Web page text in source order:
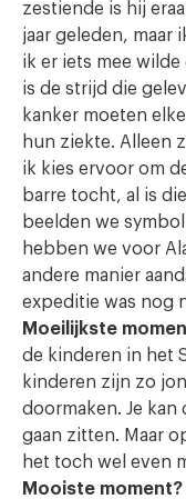
zestiende is hij
jaar geleden, maar
ik er iets mee
is de strijd die
kanker moeten
hun ziekte. Alleen
ik kies ervoor om
barre tocht, al is
beelden we
hebben we voor
andere manier
expeditie was nog
Moeilijkste
de kinderen in het
kinderen zijn zo
doormaken. Je
gaan zitten. Maar
het toch wel even
Mooiste moment?